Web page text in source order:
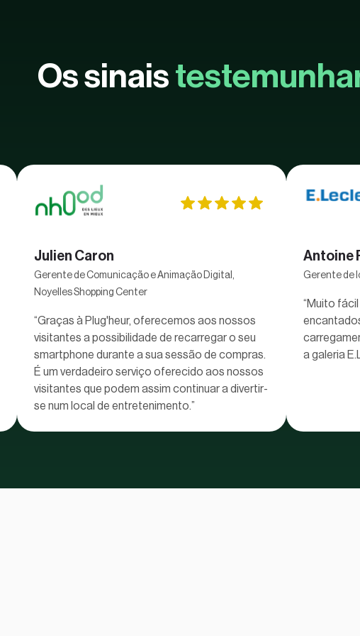
Os sinais
Julien Caron
Gerente de Comunicação e Animação Digital,
Noyelles Shopping Center
“Graças à Plug'heur, oferecemos aos nossos
visitantes a possibilidade de recarregar o seu
smartphone durante a sua sessão de compras.
É um verdadeiro serviço oferecido aos nossos
visitantes que podem assim continuar a divertir-
se num local de entretenimento.”
Antoine
Gerente de
“Muito
a galeria